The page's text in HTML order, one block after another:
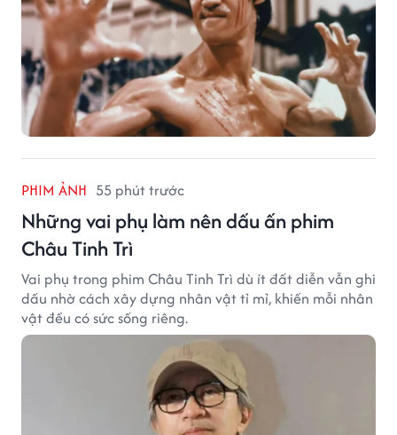
PHIM ẢNH 55 phút trước
Những vai phụ làm nên dấu ấn phim
Châu Tinh Trì
Vai phụ trong phim Châu Tinh Trì dù ít đất diễn vẫn ghi
dấu nhờ cách xây dựng nhân vật tỉ mỉ, khiến mỗi nhân
vật đều có sức sống riêng.